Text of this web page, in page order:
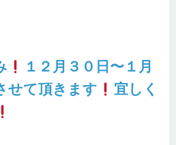
１２月３０日〜１月
せて頂きます
宜しく